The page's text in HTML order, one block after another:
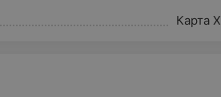
Карта